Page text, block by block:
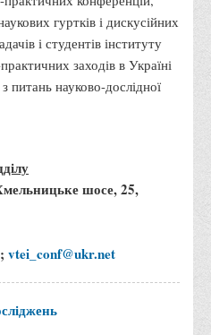
випробувань та співбесід
послуг на 2026-2027 н.р.
комісію
єдиного вступного фахового
гуртків і дискусійних
і студентів інституту
заходів в Україні
питань науково-дослідної
шосе, 25,
; vtei_conf@ukr.net